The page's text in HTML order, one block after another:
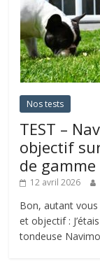
Nos tests
TEST –
objectif
de gamme
12 avril 2026
Bon, autant vous
et objectif :
tondeuse